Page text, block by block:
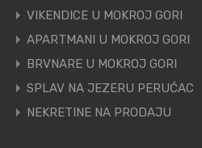
VIKENDICE U MOKROJ GORI
APARTMANI U MOKROJ GORI
BRVNARE U MOKROJ GORI
SPLAV NA JEZERU PERUĆAC
NEKRETINE NA PRODAJU